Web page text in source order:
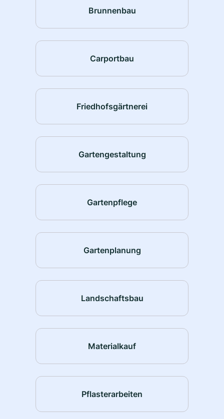
Brunnenbau
Carportbau
Friedhofsgärtnerei
Gartengestaltung
Gartenpflege
Gartenplanung
Landschaftsbau
Materialkauf
Pflasterarbeiten